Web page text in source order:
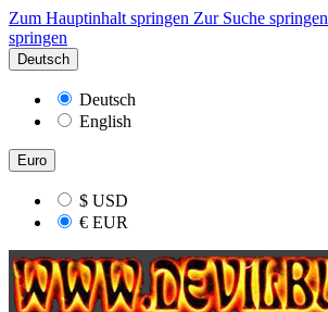
Zum Hauptinhalt springen Zur Suche springen
springen
Deutsch
Deutsch
English
Euro
$ USD
€ EUR